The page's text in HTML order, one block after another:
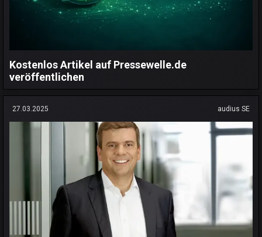
Kostenlos Artikel auf Pressewelle.de
veröffentlichen
27.03.2025 audius SE